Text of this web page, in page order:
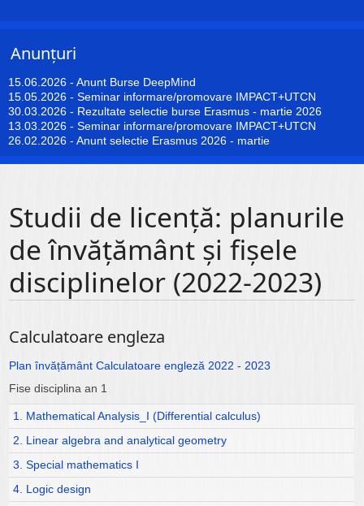
Anunțuri
15.06.2026 - Anunt Burse DeepMind
15.05.2026 - Seminar informare/promovare IMPACT+UTCN
30.03.2026 - Rezultate selectie burse Erasmus - martie 2026
13.03.2026 - Seminar informare/promovare IMPACT+UTCN
26.02.2026 - Anunt selectie Erasmus 2026 - martie
Studii de licență: planurile
de învățământ și fișele
disciplinelor (2022-2023)
Calculatoare engleza
Plan învățământ Calculatoare engleză 2022 - 2023
Fise disciplina an 1
1. Mathematical Analysis_I (Differential calculus)
2. Linear algebra and analytical geometry
3. Special mathematics I
4. Logic design